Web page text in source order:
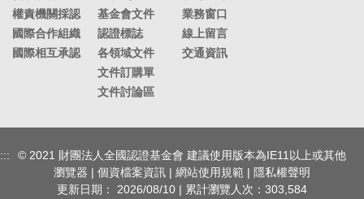
權責機關採認
國際合作組織
國際相互承認
基金會文件
認證標誌
各領域文件
文件訂購單
文件討論區
業務窗口
線上留言
交通資訊
:::
© 2021 財團法人全國認證基金會 建議使用版本為IE11以上或其他
瀏覽器 | 個資檔案資訊 | 網站使用規範 | 隱私權聲明
更新日期： 2026/08/10 | 累計瀏覽人次： 303,584